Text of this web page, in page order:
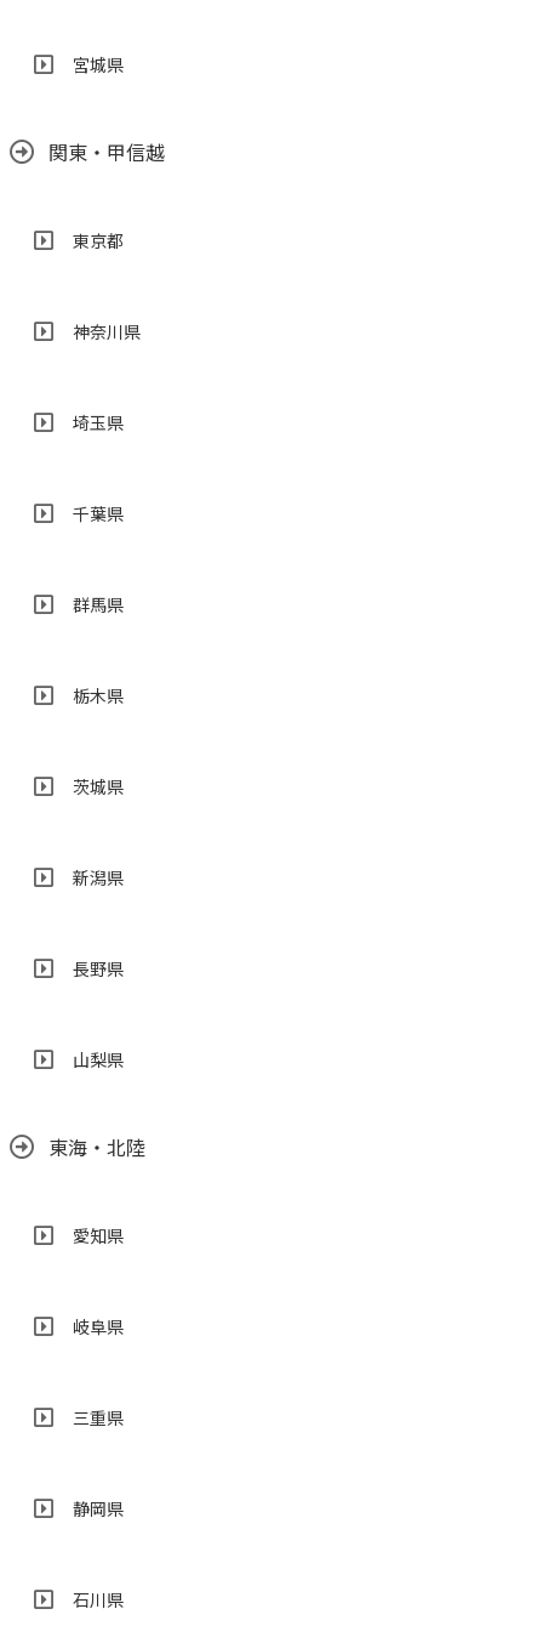
宮城県
関東・甲信越
東京都
神奈川県
埼玉県
千葉県
群馬県
栃木県
茨城県
新潟県
長野県
山梨県
東海・北陸
愛知県
岐阜県
三重県
静岡県
石川県